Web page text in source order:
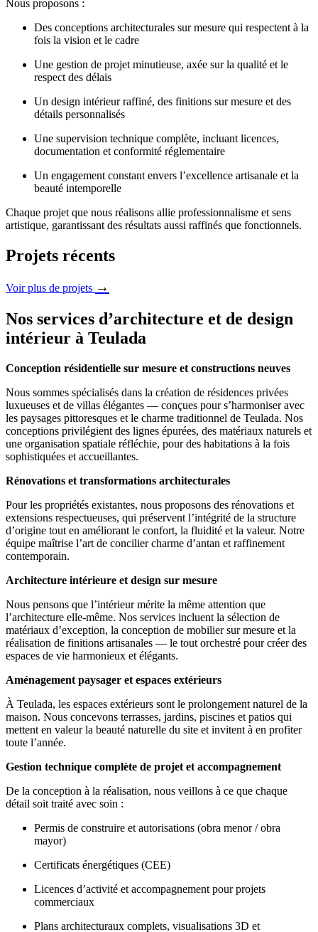
Nous proposons :
Des conceptions architecturales sur mesure qui respectent à la
fois la vision et le cadre
Une gestion de projet minutieuse, axée sur la qualité et le
respect des délais
Un design intérieur raffiné, des finitions sur mesure et des
détails personnalisés
Une supervision technique complète, incluant licences,
documentation et conformité réglementaire
Un engagement constant envers l’excellence artisanale et la
beauté intemporelle
Chaque projet que nous réalisons allie professionnalisme et sens
artistique, garantissant des résultats aussi raffinés que fonctionnels.
Projets récents
Voir plus de projets →
Nos services d’architecture et de design
intérieur à Teulada
Conception résidentielle sur mesure et constructions neuves
Nous sommes spécialisés dans la création de résidences privées
luxueuses et de villas élégantes — conçues pour s’harmoniser avec
les paysages pittoresques et le charme traditionnel de Teulada. Nos
conceptions privilégient des lignes épurées, des matériaux naturels et
une organisation spatiale réfléchie, pour des habitations à la fois
sophistiquées et accueillantes.
Rénovations et transformations architecturales
Pour les propriétés existantes, nous proposons des rénovations et
extensions respectueuses, qui préservent l’intégrité de la structure
d’origine tout en améliorant le confort, la fluidité et la valeur. Notre
équipe maîtrise l’art de concilier charme d’antan et raffinement
contemporain.
Architecture intérieure et design sur mesure
Nous pensons que l’intérieur mérite la même attention que
l’architecture elle-même. Nos services incluent la sélection de
matériaux d’exception, la conception de mobilier sur mesure et la
réalisation de finitions artisanales — le tout orchestré pour créer des
espaces de vie harmonieux et élégants.
Aménagement paysager et espaces extérieurs
À Teulada, les espaces extérieurs sont le prolongement naturel de la
maison. Nous concevons terrasses, jardins, piscines et patios qui
mettent en valeur la beauté naturelle du site et invitent à en profiter
toute l’année.
Gestion technique complète de projet et accompagnement
De la conception à la réalisation, nous veillons à ce que chaque
détail soit traité avec soin :
Permis de construire et autorisations (obra menor / obra
mayor)
Certificats énergétiques (CEE)
Licences d’activité et accompagnement pour projets
commerciaux
Plans architecturaux complets, visualisations 3D et